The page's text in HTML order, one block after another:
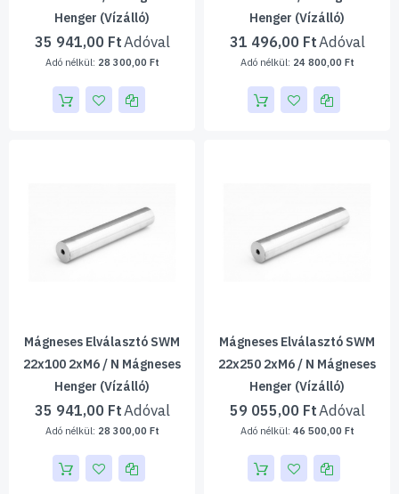
Henger (vízálló)
35 941,00 Ft
28 300,00 Ft
Henger (vízálló)
31 496,00 Ft
24 800,00 Ft
Mágneses Elválasztó SWM
22x100 2xM6 / N Mágneses
Henger (vízálló)
35 941,00 Ft
28 300,00 Ft
Mágneses Elválasztó SWM
22x250 2xM6 / N Mágneses
Henger (vízálló)
59 055,00 Ft
46 500,00 Ft